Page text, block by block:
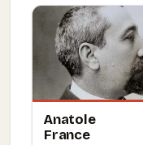
Anatole
France